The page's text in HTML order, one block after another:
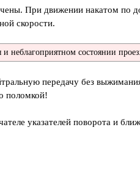
При движении накатом по
скорости.
состоянии
передачу без
поломкой!
указателей поворота и